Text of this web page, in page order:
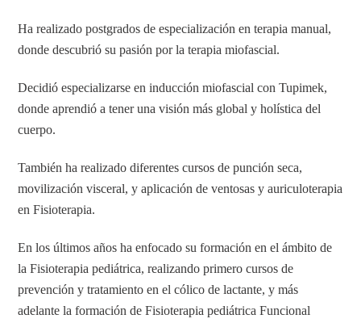
Ha realizado postgrados de especialización en terapia manual,
donde descubrió su pasión por la terapia miofascial.
Decidió especializarse en inducción miofascial con Tupimek,
donde aprendió a tener una visión más global y holística del
cuerpo.
También ha realizado diferentes cursos de punción seca,
movilización visceral, y aplicación de ventosas y auriculoterapia
en Fisioterapia.
En los últimos años ha enfocado su formación en el ámbito de
la Fisioterapia pediátrica, realizando primero cursos de
prevención y tratamiento en el cólico de lactante, y más
adelante la formación de Fisioterapia pediátrica Funcional